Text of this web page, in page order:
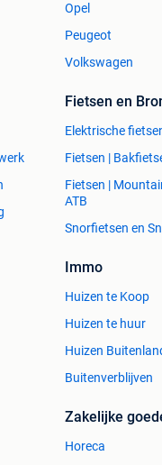
Opel
Peugeot
Volkswagen
Fietsen en
Elektrische
Fietsen |
Fietsen |
ATB
Snorfietsen en
Immo
Huizen te Koop
Huizen te huur
Huizen
Buitenverblijven
Zakelijke
Horeca